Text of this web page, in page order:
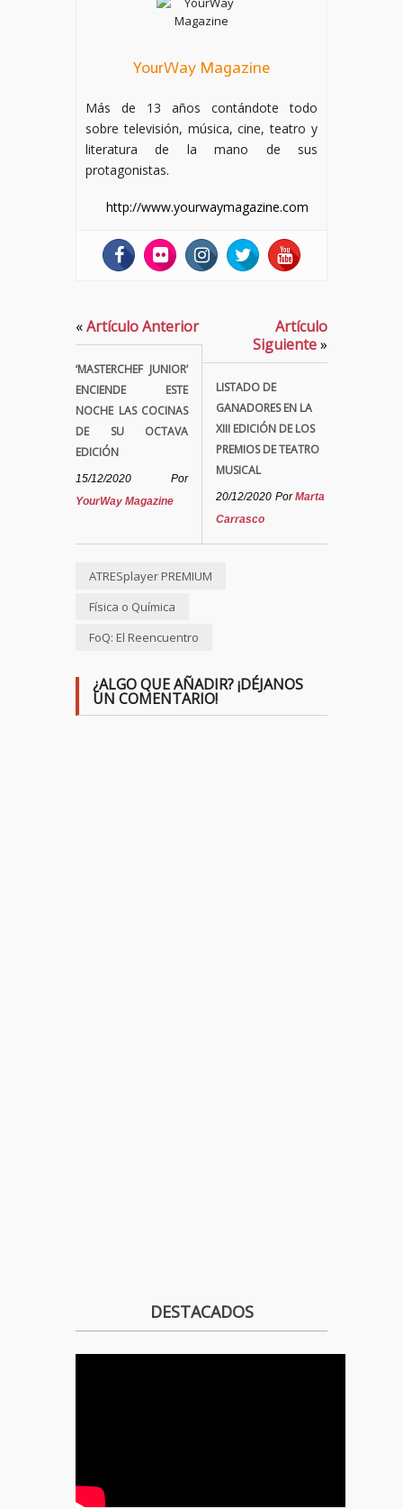
YourWay Magazine
Más de 13 años contándote todo
sobre televisión, música, cine, teatro y
literatura de la mano de sus
protagonistas.
http://www.yourwaymagazine.com
«Artículo Anterior
‘MASTERCHEF JUNIOR’
ENCIENDE ESTE
NOCHE LAS COCINAS
DE SU OCTAVA
EDICIÓN
15/12/2020
Por
YourWay Magazine
Artículo
Siguiente»
LISTADO DE
GANADORES EN LA
XIII EDICIÓN DE LOS
PREMIOS DE TEATRO
MUSICAL
20/12/2020 PorMarta
Carrasco
ATRESplayer PREMIUM
Física o Química
FoQ: El Reencuentro
¿ALGO QUE AÑADIR? ¡DÉJANOS
UN COMENTARIO!
DESTACADOS